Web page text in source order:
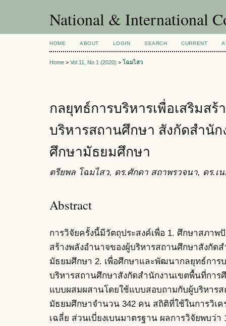
National & International
HOME ABOUT LOGIN SEARCH CURRENT
Home > Vol 11, No 1 (2020) > โฉมไสว
กลยุทธ์การบริหารเพื่อเสริมสร้
บริหารสถานศึกษา สังกัดสำนั
ศึกษามัธยมศึกษา
ตรียพล โฉมไสว, ดร.ศักดา สถาพรวจนา, ดร.เน
Abstract
การวิจัยครั้งนี้มีวัตถุประสงค์เพื่อ 1. ศึกษาสภาพ
สร้างพลังอำนาจของผู้บริหารสถานศึกษาสังกัด
มัธยมศึกษา 2. เพื่อศึกษาและพัฒนากลยุทธ์การ
บริหารสถานศึกษาสังกัดสำนักงานเขตพื้นที่การ
แบบผสมผสานโดยใช้แบบสอบถามกับผู้บริหาร
มัธยมศึกษาจำนวน 342 คน สถิติที่ใช้ในการวิเ
เฉลี่ย ส่วนเบี่ยงเบนมาตรฐาน ผลการวิจัยพบว่